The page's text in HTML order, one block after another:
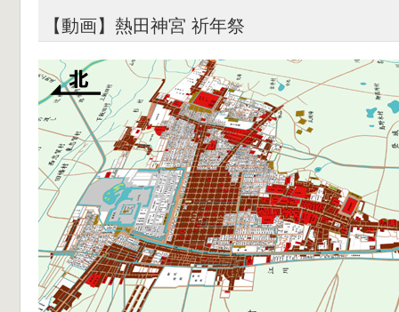
【動画】熱田神宮 祈年祭